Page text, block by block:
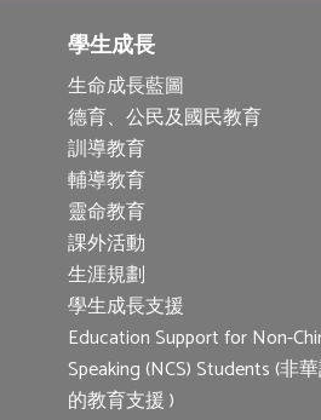
學生成長
生命成長藍圖
德育、公民及國民教育
訓導教育
輔導教育
靈命教育
課外活動
生涯規劃
學生成長支援
Education Support for Non-
Speaking (NCS) Students (非
的教育支援 )